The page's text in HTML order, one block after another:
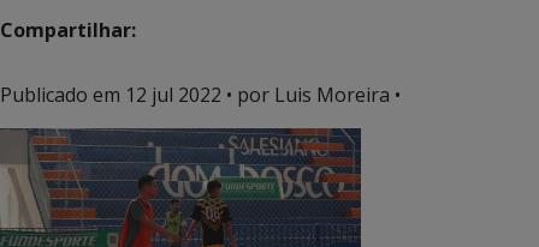
Compartilhar:
Publicado em 12 jul 2022 • por Luis Moreira •